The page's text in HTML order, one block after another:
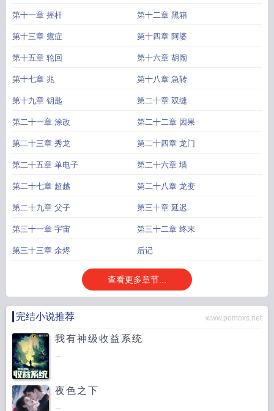
第十一章 摇杆 第十二章 黑箱
第十三章 癔症 第十四章 阿婆
第十五章 轮回 第十六章 胡闹
第十七章 兆 第十八章 急转
第十九章 钥匙 第二十章 双缝
第二十一章 涂改 第二十二章 因果
第二十三章 秀龙 第二十四章 龙门
第二十五章 单电子 第二十六章 墙
第二十七章 超越 第二十八章 龙变
第二十九章 父子 第三十章 延迟
第三十一章 宇宙 第三十二章 终末
第三十三章 余烬 后记
查看更多章节...
完结小说推荐 www.pomoxs.net
我有神级收益系统
...
夜色之下
...